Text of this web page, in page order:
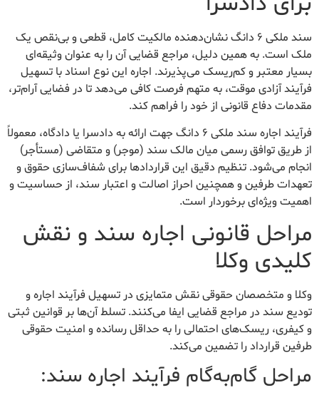
سند ملکی ۶ دانگ نشان‌دهنده مالکیت کامل، قطعی و بی‌نقص یک
ملک است. به همین دلیل، مراجع قضایی آن را به عنوان وثیقه‌ای
بسیار معتبر و کم‌ریسک می‌پذیرند. اجاره این نوع اسناد با تسهیل
فرآیند آزادی موقت، به متهم فرصت کافی می‌دهد تا در فضایی آرام‌تر،
مقدمات دفاع قانونی از خود را فراهم کند.
فرآیند اجاره سند ملکی ۶ دانگ جهت ارائه به دادسرا یا دادگاه، معمولاً
از طریق توافق رسمی میان مالک سند (موجر) و متقاضی (مستأجر)
انجام می‌شود. تنظیم دقیق این قراردادها برای شفاف‌سازی حقوق و
تعهدات طرفین و همچنین احراز اصالت و اعتبار سند، از حساسیت و
اهمیت ویژه‌ای برخوردار است.
مراحل قانونی اجاره سند و نقش
کلیدی وکلا
وکلا و متخصصان حقوقی نقش متمایزی در تسهیل فرآیند اجاره و
تودیع سند در مراجع قضایی ایفا می‌کنند. تسلط آن‌ها بر قوانین ثبتی
و کیفری، ریسک‌های احتمالی را به حداقل رسانده و امنیت حقوقی
طرفین قرارداد را تضمین می‌کند.
مراحل گام‌به‌گام فرآیند اجاره سند: